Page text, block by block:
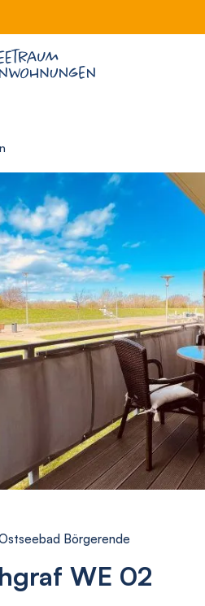
Börgerende
WE 02